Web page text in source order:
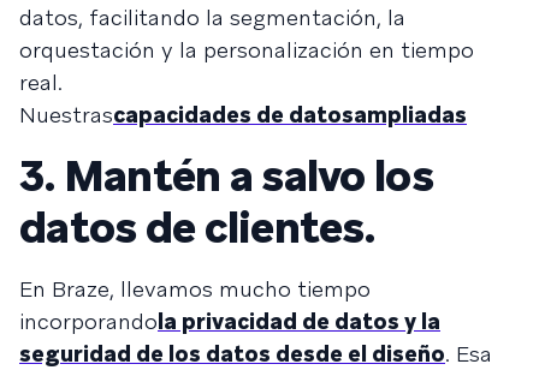
datos, facilitando la segmentación, la
orquestación y la personalización en tiempo
real.
Nuestrascapacidades de datosampliadas
3. Mantén a salvo los
datos de clientes.
En Braze, llevamos mucho tiempo
incorporandola privacidad de datos y la
seguridad de los datos desde el diseño. Esa